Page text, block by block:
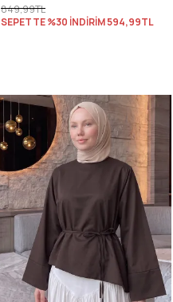
849,99TL
SEPETTE %30 İNDİRİM594,99TL